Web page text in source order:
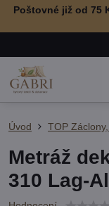
Poštovné již od 75
Úvod TOP
Metráž
310 Lag-